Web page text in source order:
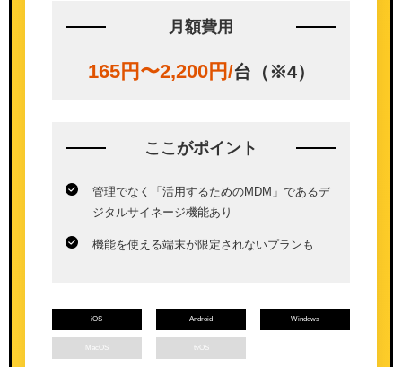
月額費用
165円〜2,200円/台（※4）
ここがポイント
管理でなく「活用するためのMDM」であるデ
ジタルサイネージ機能あり
機能を使える端末が限定されないプランも
iOS Android Windows
MacOS tvOS